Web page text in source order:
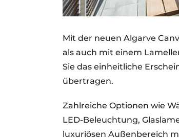
Mit der neuen Algarve
als auch mit einem
Sie das einheitliche
übertragen.
Zahlreiche Optionen wie
LED-Beleuchtung,
luxuriösen Außenbereich